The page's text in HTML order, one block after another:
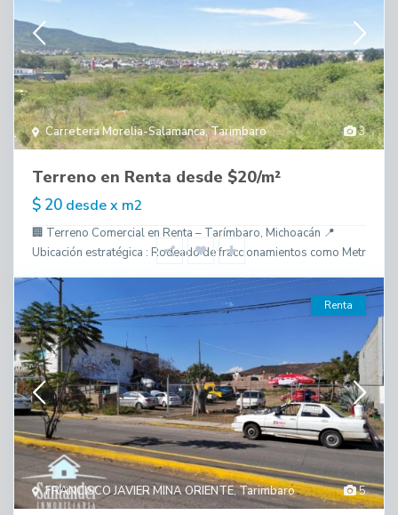
3
Carretera Morelia-Salamanca,Tarimbaro
Terreno en Renta desde $20/m²
$ 20 desde x m2
🏢 Terreno Comercial en Renta – Tarímbaro, Michoacán 📍
Ubicación estratégica : Rodeado de fraccionamientos como Metr
5
FRANCISCO JAVIER MINA ORIENTE,Tarimbaro
Renta